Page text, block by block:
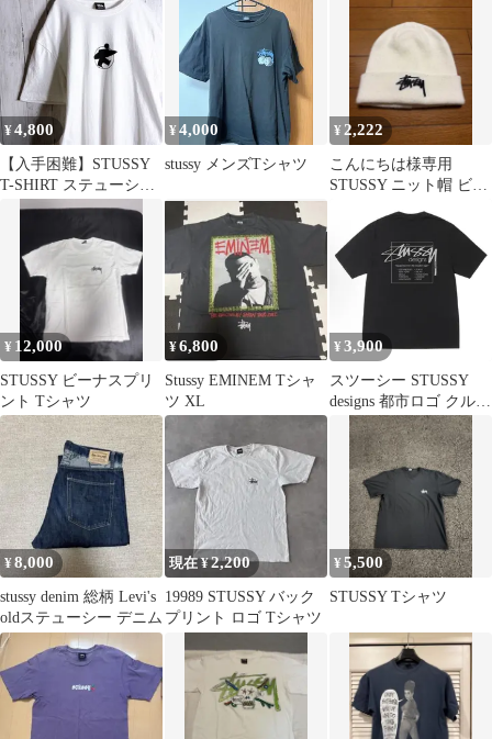
ク Lサイズ 黒
¥4,800
【入手困難】STUSSY
T-SHIRT ステューシー
ホワイト ワンポイント
ト サーフ 半袖Tシャツ
古着 #F2846
¥4,000
stussy メンズTシャツ
¥ 2,222
こんにちは様専用
STUSSY ニット帽 ビー
¥ 12,000
STUSSY ビーナスプリ
ント Tシャツ
¥6,800
Stussy EMINEM Tシャ
ツ XL
¥ 3,900
スツーシー STUSSY
designs 都市ロゴ クルー
ネック T シャツ ブラッ
ク ヴィンテージ
¥8,000
stussy denim 総柄 Levi's
oldステューシー デニム
現在 ¥2,200
19989 STUSSY バック
プリント ロゴ Tシャツ
¥5,500
STUSSY Tシャツ